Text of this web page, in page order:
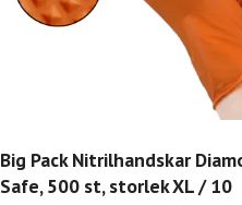
Big Pack Nitrilhandskar
Safe, 500 st, storlek XL / 10